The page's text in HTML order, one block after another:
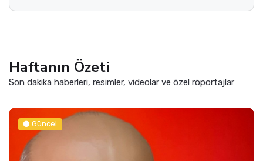
Haftanın Özeti
Son dakika haberleri, resimler, videolar ve özel röportajlar
Güncel